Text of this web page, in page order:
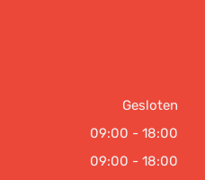
Gesloten
09:00 - 18:00
09:00 - 18:00